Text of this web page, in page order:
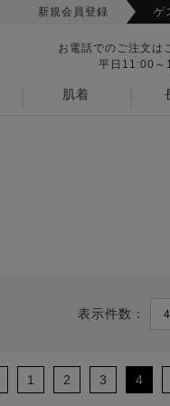
新規会員登録 ゲ
お電話でのご注文は
平日11:00～
肌着
表示件数：
1 2 3 4